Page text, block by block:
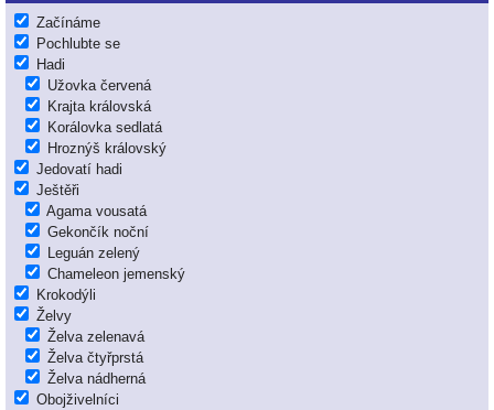
Začínáme
Pochlubte se
Hadi
Užovka červená
Krajta královská
Korálovka sedlatá
Hroznýš královský
Jedovatí hadi
Ještěři
Agama vousatá
Gekončík noční
Leguán zelený
Chameleon jemenský
Krokodýli
Želvy
Želva zelenavá
Želva čtyřprstá
Želva nádherná
Obojživelníci